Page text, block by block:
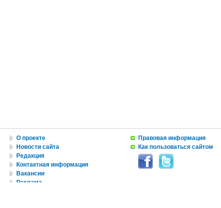
О проекте
Новости сайта
Редакция
Контактная информация
Вакансии
Реклама
Правовая информация
Как пользоваться сайтом